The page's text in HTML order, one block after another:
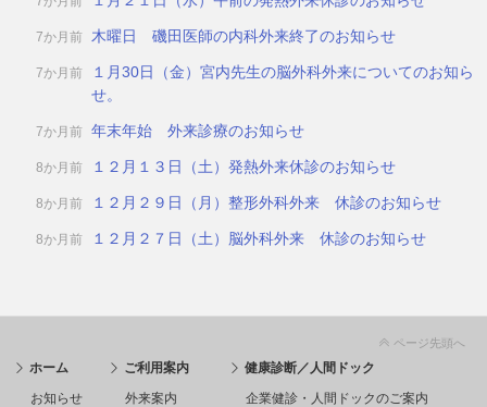
7か月前 木曜日 磯田医師の内科外来終了のお知らせ
7か月前
１月30日（金）宮内先生の脳外科外来についてのお知ら
せ。
7か月前 年末年始 外来診療のお知らせ
8か月前 １２月１３日（土）発熱外来休診のお知らせ
8か月前 １２月２９日（月）整形外科外来 休診のお知らせ
8か月前 １２月２７日（土）脳外科外来 休診のお知らせ
ページ先頭へ
ホーム
お知らせ
ご利用案内
外来案内
健康診断／人間ドック
企業健診・人間ドックのご案内